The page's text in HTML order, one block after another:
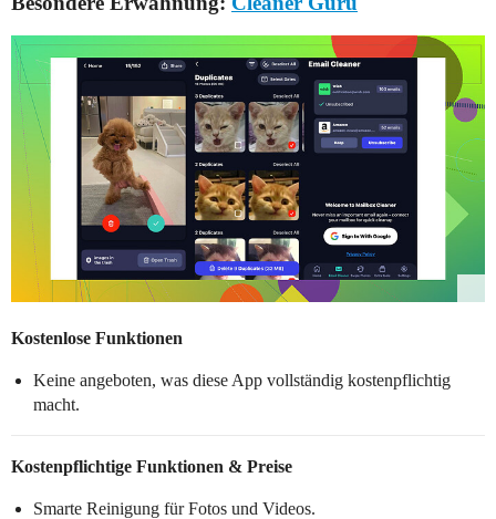
Kostenlose Funktionen
Keine angeboten, was diese App vollständig kostenpflichtig
macht.
Kostenpflichtige Funktionen & Preise
Smarte Reinigung für Fotos und Videos.